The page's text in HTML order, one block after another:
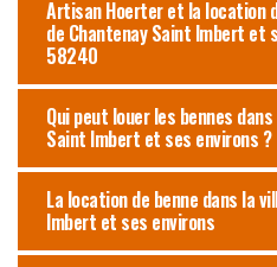
Artisan Hoerter et la location
de Chantenay Saint Imbert et
58240
Qui peut louer les bennes
Saint Imbert et ses environs ?
La location de benne dans la
Imbert et ses environs